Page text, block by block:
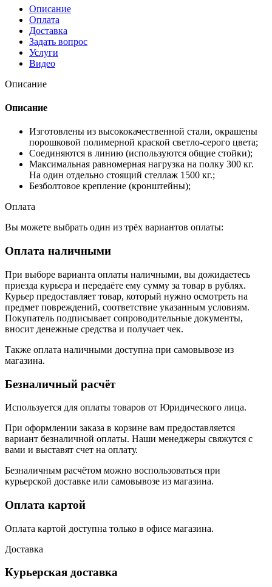
Описание
Оплата
Доставка
Задать вопрос
Услуги
Видео
Описание
Описание
Изготовлены из высококачественной стали, окрашены
порошковой полимерной краской светло-серого цвета;
Соединяются в линию (используются общие стойки);
Максимальная равномерная нагрузка на полку 300 кг.
На один отдельно стоящий стеллаж 1500 кг.;
Безболтовое крепление (кронштейны);
Оплата
Вы можете выбрать один из трёх вариантов оплаты:
Оплата наличными
При выборе варианта оплаты наличными, вы дожидаетесь
приезда курьера и передаёте ему сумму за товар в рублях.
Курьер предоставляет товар, который нужно осмотреть на
предмет повреждений, соответствие указанным условиям.
Покупатель подписывает сопроводительные документы,
вносит денежные средства и получает чек.
Также оплата наличными доступна при самовывозе из
магазина.
Безналичный расчёт
Используется для оплаты товаров от Юридического лица.
При оформлении заказа в корзине вам предоставляется
вариант безналичной оплаты. Наши менеджеры свяжутся с
вами и выставят счет на оплату.
Безналичным расчётом можно воспользоваться при
курьерской доставке или самовывозе из магазина.
Оплата картой
Оплата картой доступна только в офисе магазина.
Доставка
Курьерская доставка